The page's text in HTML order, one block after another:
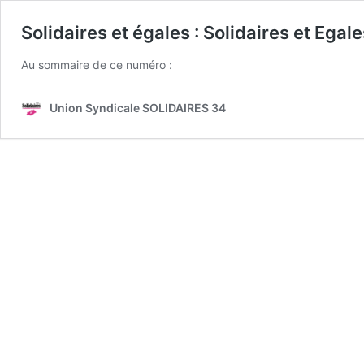
Solidaires et égales : Solidaires et
Au sommaire de ce numéro :
Union Syndicale SOLIDAIRES 34